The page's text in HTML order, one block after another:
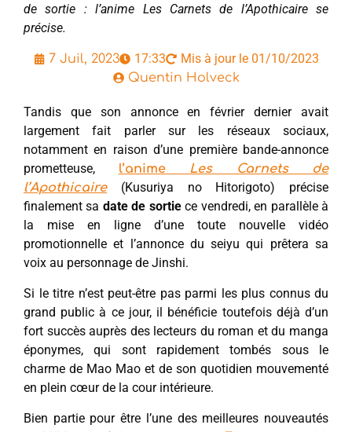
de sortie : l’anime Les Carnets de l’Apothicaire se
précise.
7 Juil, 2023 17:33 Mis à jour le 01/10/2023
Quentin Holveck
Tandis que son annonce en février dernier avait
largement fait parler sur les réseaux sociaux,
notamment en raison d’une première bande-annonce
prometteuse,
l’anime Les Carnets de
l’Apothicaire(Kusuriya no Hitorigoto) précise
finalement sa date de sortiece vendredi, en parallèle à
la mise en ligne d’une toute nouvelle vidéo
promotionnelle et l’annonce du seiyu qui prêtera sa
voix au personnage de Jinshi.
Si le titre n’est peut-être pas parmi les plus connus du
grand public à ce jour, il bénéficie toutefois déjà d’un
fort succès auprès des lecteurs du roman et du manga
éponymes, qui sont rapidement tombés sous le
charme de Mao Mao et de son quotidien mouvementé
en plein cœur de la cour intérieure.
Bien partie pour être l’une des meilleures nouveautés